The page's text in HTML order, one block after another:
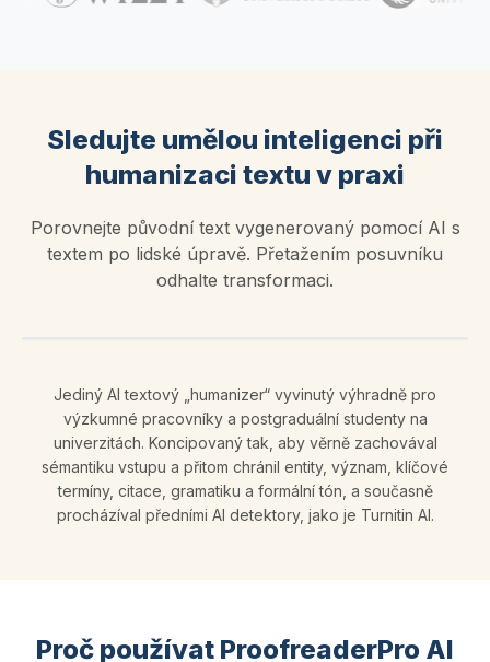
Sledujte umělou inteligenci při
humanizaci textu v praxi
Porovnejte původní text vygenerovaný pomocí AI s
textem po lidské úpravě. Přetažením posuvníku
odhalte transformaci.
Jediný AI textový „humanizer“ vyvinutý výhradně pro
výzkumné pracovníky a postgraduální studenty na
univerzitách. Koncipovaný tak, aby věrně zachovával
sémantiku vstupu a přitom chránil entity, význam, klíčové
termíny, citace, gramatiku a formální tón, a současně
procházíval předními AI detektory, jako je Turnitin AI.
Proč používat ProofreaderPro AI